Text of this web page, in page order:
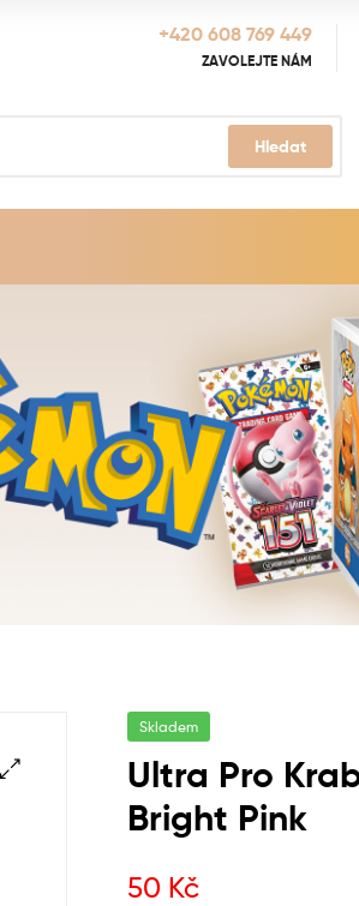
+420 608 769 449
ZAVOLEJTE NÁM
Hledat
Skladem
Ultra Pro
Bright Pink
50 Kč